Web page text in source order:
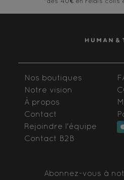
Nos boutiques
Notre vision
À propos
Contact
Rejoindre l'équipe
Contact B2B
Abonnez-vous à